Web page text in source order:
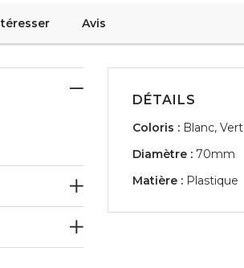
Avis
DÉTAILS
Coloris : Blanc, Vert
Diamètre : 70mm
Matière : Plastique